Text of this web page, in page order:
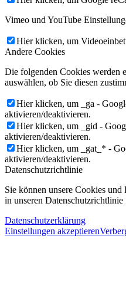
Vimeo und YouTube
Hier klicken, um
Andere Cookies
Die folgenden Cookies werden
auswählen, ob Sie diesen
Hier klicken, um _ga -
aktivieren/deaktivieren.
Hier klicken, um _gid -
aktivieren/deaktivieren.
Hier klicken, um _gat_* -
aktivieren/deaktivieren.
Datenschutzrichtlinie
Sie können unsere Cookies
in unseren Datenschutzrichtlinie
Datenschutzerklärung
Einstellungen akzeptieren